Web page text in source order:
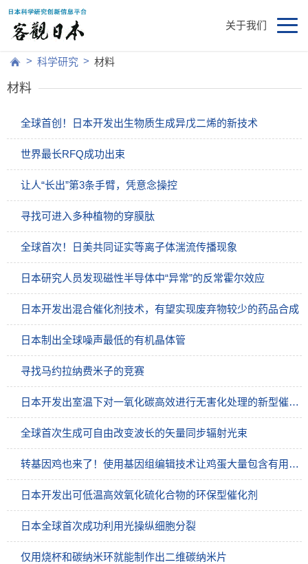
关于我们
> 科学研究 > 材料
材料
全球首创！日本开发出生物质生成异戊二烯的新技术
世界最长RFQ成功出束
让人“长出”第3条手臂，凭意念操控
寻找可进入多种植物的穿膜肽
全球首次！日美共同证实等离子体湍流传播现象
日本研究人员发现磁性半导体中“异常”的反常霍尔效应
日本开发出混合催化剂技术，有望实现废弃物较少的药品合成
日本制出全球噪声最低的有机晶体管
寻找马约拉纳费米子的竞赛
日本开发出室温下对一氧化碳高效进行无害化处理的新型催化剂
全球首次生成可自由改变波长的矢量同步辐射光束
转基因鸡也来了！使用基因组编辑技术让鸡蛋大量包含有用重组蛋白
日本开发出可低温高效氧化硫化合物的环保型催化剂
日本全球首次成功利用光操纵细胞分裂
仅用烧杯和碳纳米环就能制作出二维碳纳米片